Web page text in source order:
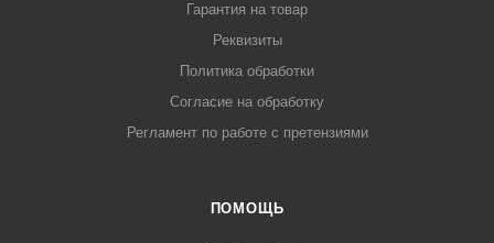
Гарантия на товар
Реквизиты
Политика обработки
Согласие на обработку
Регламент по работе с претензиями
ПОМОЩЬ